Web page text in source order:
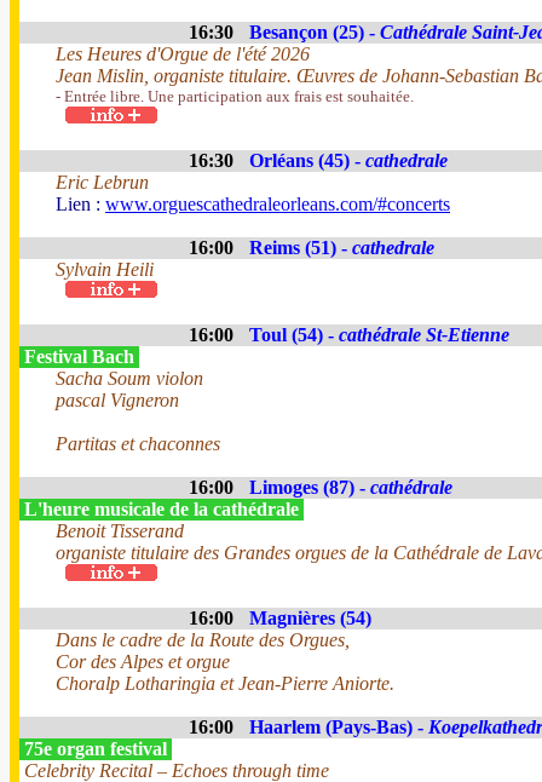
16:30 Besançon (25) - Cathédrale Saint-
Les Heures d'Orgue de l'été 2026
Jean Mislin, organiste titulaire. Œuvres de Johann-Sebastian
- Entrée libre. Une participation aux frais est souhaitée.
16:30 Orléans (45) - cathedrale
Eric Lebrun
Lien : www.orguescathedraleorleans.com/#concerts
16:00 Reims (51) - cathedrale
Sylvain Heili
16:00 Toul (54) - cathédrale St-Etienne
Festival Bach
Sacha Soum violon
pascal Vigneron
Partitas et chaconnes
16:00 Limoges (87) - cathédrale
L'heure musicale de la cathédrale
Benoit Tisserand
organiste titulaire des Grandes orgues de la Cathédrale de
16:00
Magnières (54)
Dans le cadre de la Route des Orgues,
Cor des Alpes et orgue
Choralp Lotharingia et Jean-Pierre Aniorte.
16:00 Haarlem (Pays-Bas) -
75e organ festival
Celebrity Recital – Echoes through time